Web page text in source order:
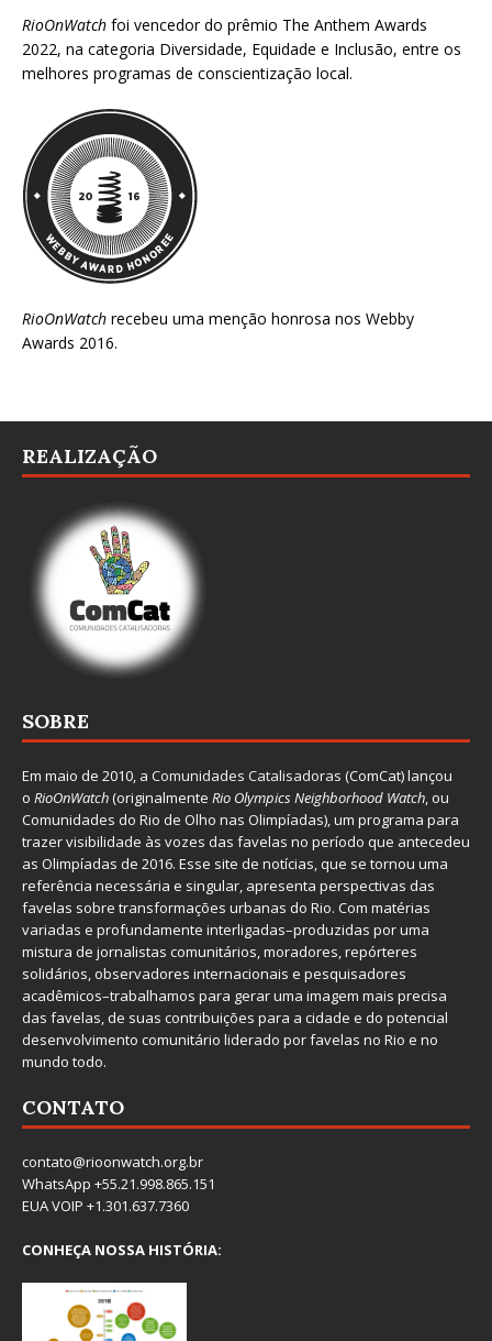
RioOnWatch foi vencedor do prêmio The Anthem Awards
2022, na categoria Diversidade, Equidade e Inclusão, entre os
melhores programas de conscientização local.
RioOnWatch recebeu uma menção honrosa nos Webby
Awards 2016.
REALIZAÇÃO
SOBRE
Em maio de 2010, a Comunidades Catalisadoras (ComCat) lançou
o RioOnWatch(originalmente Rio Olympics Neighborhood Watch, ou
Comunidades do Rio de Olho nas Olimpíadas), um programa para
trazer visibilidade às vozes das favelas no período que antecedeu
as Olimpíadas de 2016. Esse site de notícias, que se tornou uma
referência necessária e singular, apresenta perspectivas das
favelas sobre transformações urbanas do Rio. Com matérias
variadas e profundamente interligadas–produzidas por uma
mistura de jornalistas comunitários, moradores, repórteres
solidários, observadores internacionais e pesquisadores
acadêmicos–trabalhamos para gerar uma imagem mais precisa
das favelas, de suas contribuições para a cidade e do potencial
desenvolvimento comunitário liderado por favelas no Rio e no
mundo todo.
CONTATO
contato@rioonwatch.org.br
WhatsApp +55.21.998.865.151
EUA VOIP +1.301.637.7360
CONHEÇA NOSSA HISTÓRIA: